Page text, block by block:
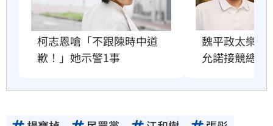
柯志恩嗆「不跟陳時中道
歉！」她示警1事
魏平政太樂觀
允諾接競總主